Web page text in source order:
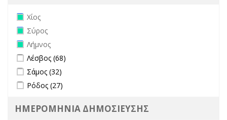
Remove Χίος filter
Χίος
Remove Σύρος filter
Σύρος
Remove Λήμνος filter
Λήμνος
Apply Λέσβος filter
Λέσβος (68)
Apply Σάμος filter
Σάμος (32)
Apply Ρόδος filter
Ρόδος (27)
ΗΜΕΡΟΜΗΝΙΑ ΔΗΜΟΣΙΕΥΣΗΣ